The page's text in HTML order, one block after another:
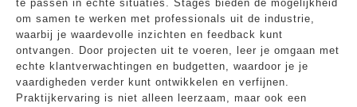
te passen in echte situaties. Stages bieden de mogelijkheid
om samen te werken met professionals uit de industrie,
waarbij je waardevolle inzichten en feedback kunt
ontvangen. Door projecten uit te voeren, leer je omgaan met
echte klantverwachtingen en budgetten, waardoor je je
vaardigheden verder kunt ontwikkelen en verfijnen.
Praktijkervaring is niet alleen leerzaam, maar ook een